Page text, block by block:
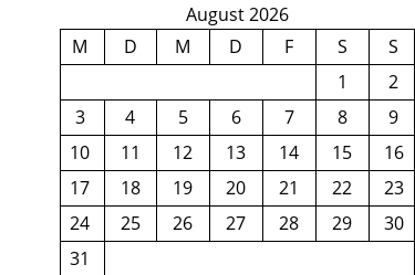
August 2026
M
D M D F S
S
1
2
3
4 5 6 7 8
9
10
11 12 13 14 15
16
17
18 19 20 21 22
23
24
25 26 27 28 29
30
31